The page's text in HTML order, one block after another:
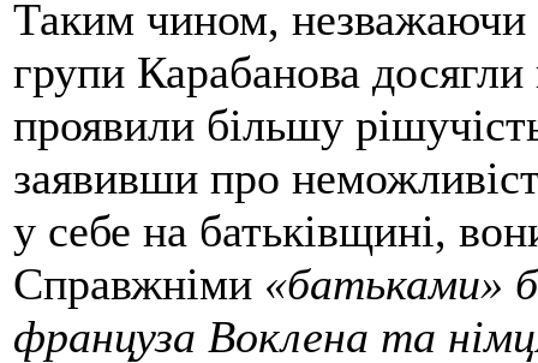
Таким чином, незважаючи
групи Карабанова
проявили більшу
заявивши про
у себе на батьківщині,
Справжніми «батьками»
француза Воклена та